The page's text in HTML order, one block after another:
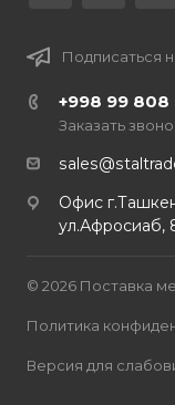
Подписаться
+998 99 808
Заказать
Офис
ул.Афросиаб,
© 2026 Поставка
Политика
Версия для